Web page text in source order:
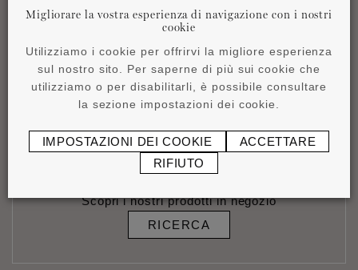
Stimare accuratamente le proprie esigenze
CALCOLARE
Rivenditori e installatori
Scopri i nostri prodotti in negozio
RICERCA
Migliorare la vostra esperienza di navigazione con i nostri
cookie
Utilizziamo i cookie per offrirvi la migliore esperienza
sul nostro sito. Per saperne di più sui cookie che
utilizziamo o per disabilitarli, è possibile consultare
la sezione impostazioni dei cookie.
IMPOSTAZIONI DEI COOKIE
ACCETTARE
RIFIUTO